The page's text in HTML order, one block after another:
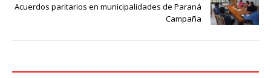
Acuerdos paritarios en municipalidades de Paraná
Campaña